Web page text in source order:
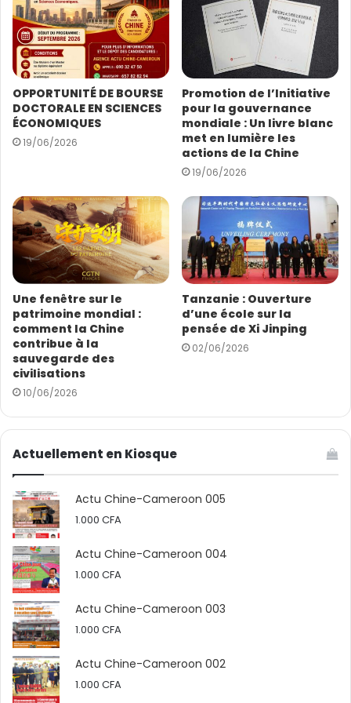
a
d
s
s
e
E
m
OPPORTUNITÉ DE BOURSE
DOCTORALE EN SCIENCES
ÉCONOMIQUES
19/06/2026
Promotion de l’Initiative
pour la gouvernance
mondiale : Un livre blanc
met en lumière les
actions de la Chine
19/06/2026
Une fenêtre sur le
patrimoine mondial :
comment la Chine
contribue à la
sauvegarde des
civilisations
10/06/2026
Tanzanie : Ouverture
d’une école sur la
pensée de Xi Jinping
02/06/2026
Actuellement en Kiosque
Actu Chine-Cameroon 005
1.000 CFA
Actu Chine-Cameroon 004
1.000 CFA
Actu Chine-Cameroon 003
1.000 CFA
Actu Chine-Cameroon 002
1.000 CFA